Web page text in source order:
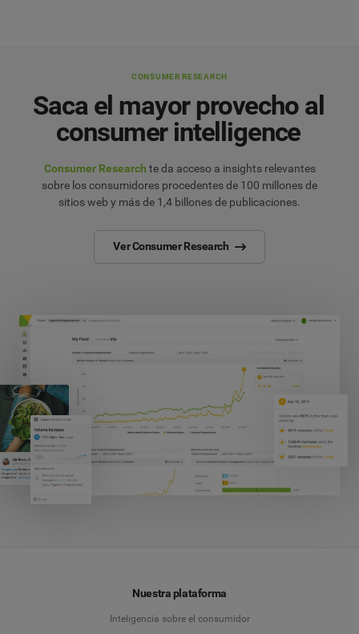
CONSUMER RESEARCH
Saca el mayor provecho al
consumer intelligence
Consumer Research te da acceso a insights relevantes
sobre los consumidores procedentes de 100 millones de
sitios web y más de 1,4 billones de publicaciones.
Ver Consumer Research
Nuestra plataforma
Inteligencia sobre el consumidor